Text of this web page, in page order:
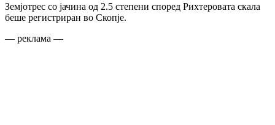
Земјотрес со јачина од 2.5 степени според Рихтеровата скала
беше регистриран во Скопје.
— реклама —